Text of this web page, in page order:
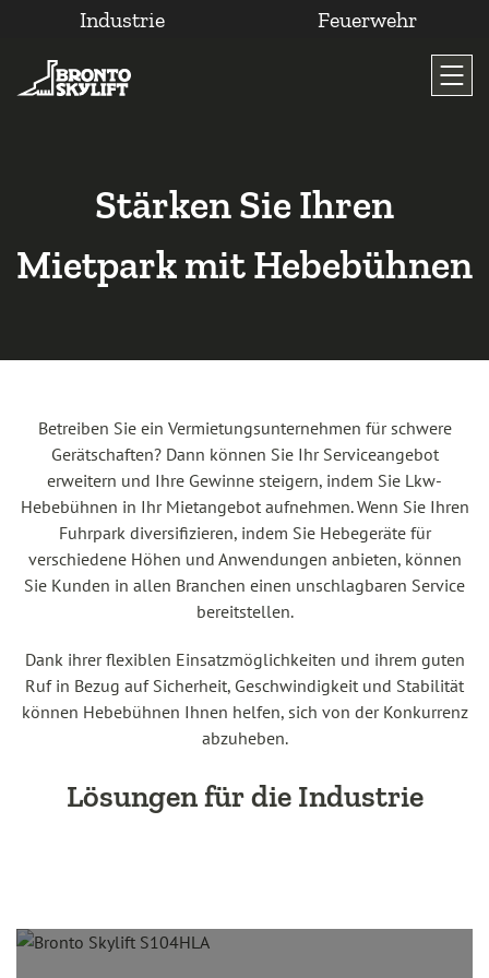
Inhalt
wechseln
Industrie Feuerwehr
Stärken Sie Ihren
Mietpark mit Hebebühnen
Betreiben Sie ein Vermietungsunternehmen für schwere
Gerätschaften? Dann können Sie Ihr Serviceangebot
erweitern und Ihre Gewinne steigern, indem Sie Lkw-
Hebebühnen in Ihr Mietangebot aufnehmen. Wenn Sie Ihren
Fuhrpark diversifizieren, indem Sie Hebegeräte für
verschiedene Höhen und Anwendungen anbieten, können
Sie Kunden in allen Branchen einen unschlagbaren Service
bereitstellen.
Dank ihrer flexiblen Einsatzmöglichkeiten und ihrem guten
Ruf in Bezug auf Sicherheit, Geschwindigkeit und Stabilität
können Hebebühnen Ihnen helfen, sich von der Konkurrenz
abzuheben.
Lösungen für die Industrie